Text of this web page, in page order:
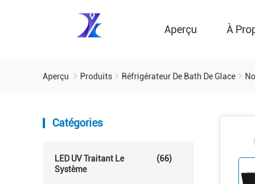
Aperçu À
Aperçu Produits Réfrigérateur De Bath De Glace
Catégories
LED UV Traitant Le
Système
(66)